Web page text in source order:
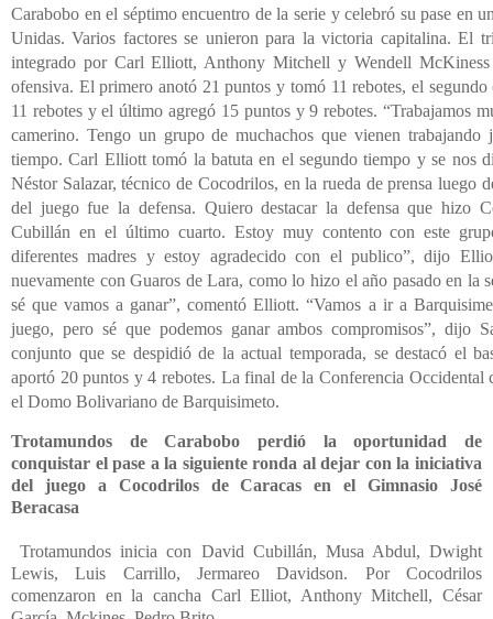
Carabobo en el séptimo encuentro de la serie y celebró su pase en
Unidas. Varios factores se unieron para la victoria capitalina. El
integrado por Carl Elliott, Anthony Mitchell y Wendell McKiness
ofensiva. El primero anotó 21 puntos y tomó 11 rebotes, el
11 rebotes y el último agregó 15 puntos y 9 rebotes. “Trabajamos
camerino. Tengo un grupo de muchachos que vienen trabajando
tiempo. Carl Elliott tomó la batuta en el segundo tiempo y se nos
Néstor Salazar, técnico de Cocodrilos, en la rueda de prensa luego
del juego fue la defensa. Quiero destacar la defensa que hizo
Cubillán en el último cuarto. Estoy muy contento con este
diferentes madres y estoy agradecido con el publico”, dijo
nuevamente con Guaros de Lara, como lo hizo el año pasado en la
sé que vamos a ganar”, comentó Elliott. “Vamos a ir a
juego, pero sé que podemos ganar ambos compromisos”, dijo
conjunto que se despidió de la actual temporada, se destacó el
aportó 20 puntos y 4 rebotes. La final de la Conferencia Occidental
el Domo Bolivariano de Barquisimeto.
Trotamundos de Carabobo perdió la oportunidad de
conquistar el pase a la siguiente ronda al dejar con la iniciativa
del juego a Cocodrilos de Caracas en el Gimnasio José
Beracasa
Trotamundos inicia con David Cubillán, Musa Abdul, Dwight
Lewis, Luis Carrillo, Jermareo Davidson. Por Cocodrilos
comenzaron en la cancha Carl Elliot, Anthony Mitchell, César